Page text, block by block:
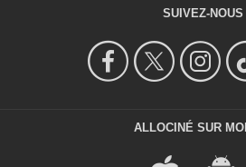
SUIVEZ-NOUS
ALLOCINÉ SUR